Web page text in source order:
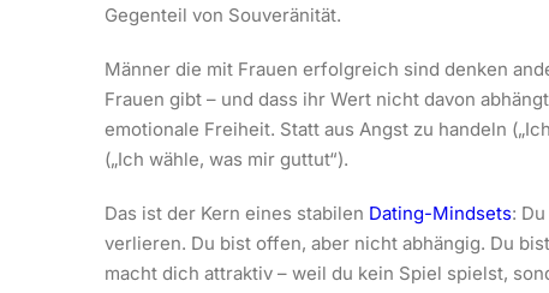
Gegenteil von Souveränität.
Männer die mit Frauen erfolgreich sind denken
Frauen gibt – und dass ihr Wert nicht davon
emotionale Freiheit. Statt aus Angst zu handeln
(„Ich wähle, was mir guttut“).
Das ist der Kern eines stabilen Dating-Mindsets:
verlieren. Du bist offen, aber nicht abhängig. Du
macht dich attraktiv – weil du kein Spiel spielst,